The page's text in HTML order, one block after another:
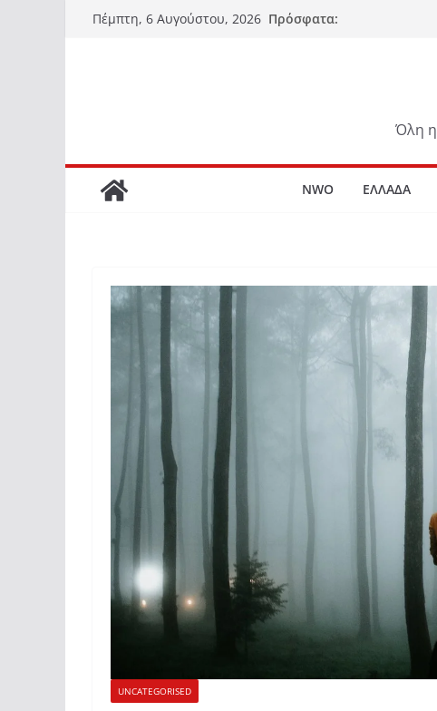
Μετάβαση
Πέμπτη, 6 Αυγούστου, 2026 Πρόσφατα:
Όλη η
NWO ΕΛΛΑΔΑ
UNCATEGORISED